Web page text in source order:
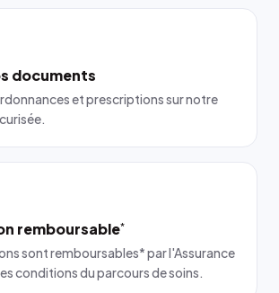
documents
et prescriptions sur notre
remboursable*
sont remboursables* par l'Assurance
conditions du parcours de soins.